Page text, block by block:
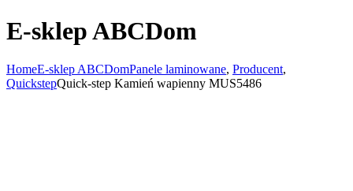
E-sklep ABCDom
HomeE-sklep ABCDomPanele laminowane, Producent,
QuickstepQuick-step Kamień wapienny MUS5486